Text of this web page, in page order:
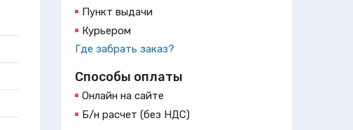
Пункт выдачи
Курьером
Где забрать заказ?
Способы оплаты
Онлайн на сайте
Б/н расчет (без НДС)